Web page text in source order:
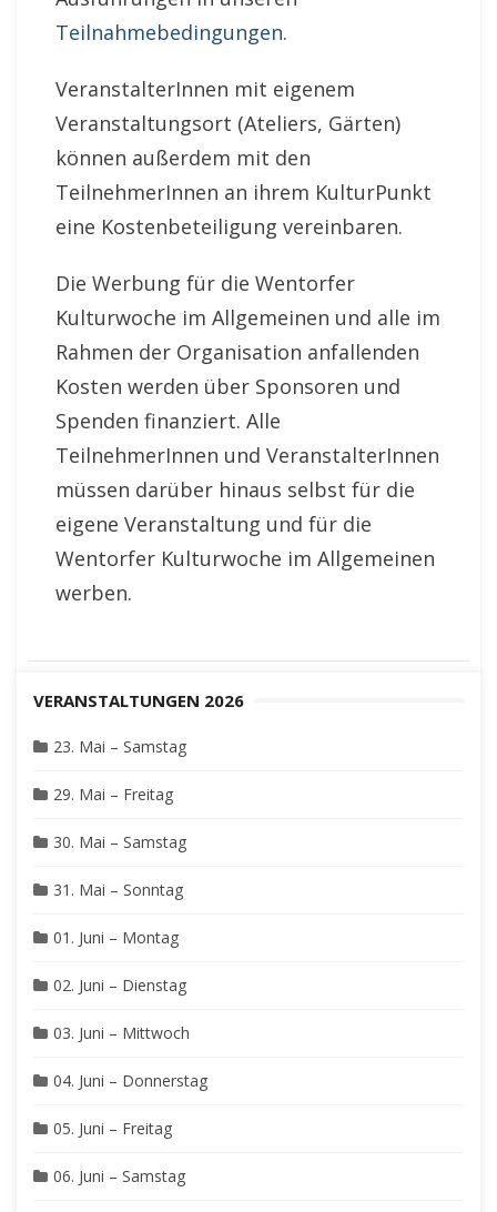
Teilnahmebedingungen.
VeranstalterInnen mit eigenem
Veranstaltungsort (Ateliers, Gärten)
können außerdem mit den
TeilnehmerInnen an ihrem KulturPunkt
eine Kostenbeteiligung vereinbaren.
Die Werbung für die Wentorfer
Kulturwoche im Allgemeinen und alle im
Rahmen der Organisation anfallenden
Kosten werden über Sponsoren und
Spenden finanziert. Alle
TeilnehmerInnen und VeranstalterInnen
müssen darüber hinaus selbst für die
eigene Veranstaltung und für die
Wentorfer Kulturwoche im Allgemeinen
werben.
VERANSTALTUNGEN 2026
23. Mai – Samstag
29. Mai – Freitag
30. Mai – Samstag
31. Mai – Sonntag
01. Juni – Montag
02. Juni – Dienstag
03. Juni – Mittwoch
04. Juni – Donnerstag
05. Juni – Freitag
06. Juni – Samstag